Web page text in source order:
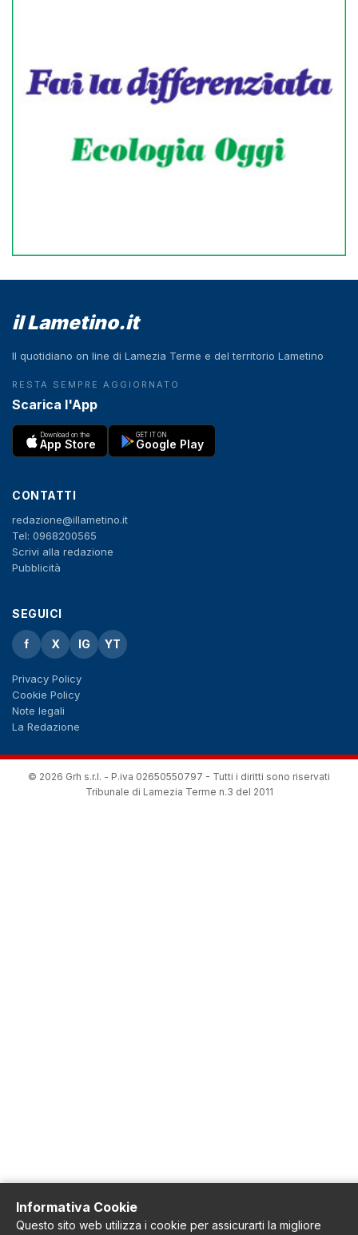
il Lametino.it
Il quotidiano on line di Lamezia Terme e del territorio Lametino
RESTA SEMPRE AGGIORNATO
Scarica l'App
Download on the
App Store
GET IT ON
Google Play
CONTATTI
redazione@illametino.it
Tel: 0968200565
Scrivi alla redazione
Pubblicità
SEGUICI
f X IG YT
Privacy Policy
Cookie Policy
Note legali
La Redazione
© 2026 Grh s.r.l. - P.iva 02650550797 - Tutti i diritti sono riservati
Tribunale di Lamezia Terme n.3 del 2011
Informativa Cookie
Questo sito web utilizza i cookie per assicurarti la migliore